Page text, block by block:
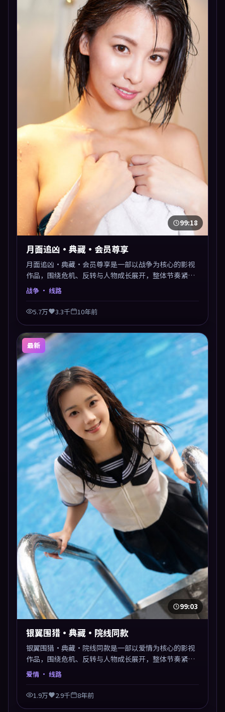
99:18
月面追凶·典藏·会员尊享
月面追凶·典藏·会员尊享是一部以战争为核心的影视
作品，围绕危机、反转与人物成长展开，整体节奏紧
凑，值得推荐观看。
战争 · 线路
5.7万 3.3千 10年前
最新
99:03
银翼围猎·典藏·院线同款
银翼围猎·典藏·院线同款是一部以爱情为核心的影视
作品，围绕危机、反转与人物成长展开，整体节奏紧
凑，值得推荐观看。
爱情 · 线路
1.9万 2.9千 8年前